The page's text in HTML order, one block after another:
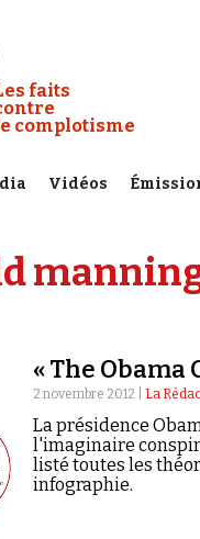
Watch :
faits
complotisme
Vidéos
« The
2 novembre 2012 | La
La présidence
l'imaginaire
listé toutes les
infographie.